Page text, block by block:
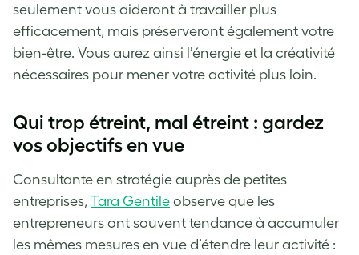
seulement vous aideront à travailler plus
efficacement, mais préserveront également votre
bien-être. Vous aurez ainsi l’énergie et la créativité
nécessaires pour mener votre activité plus loin.
Qui trop étreint, mal étreint : gardez
vos objectifs en vue
Consultante en stratégie auprès de petites
entreprises, Tara Gentile observe que les
entrepreneurs ont souvent tendance à accumuler
les mêmes mesures en vue d’étendre leur activité :